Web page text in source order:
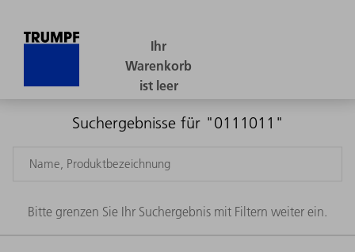
Suchergebnisse für "0111011"
Bitte grenzen Sie Ihr Suchergebnis mit Filtern weiter ein.